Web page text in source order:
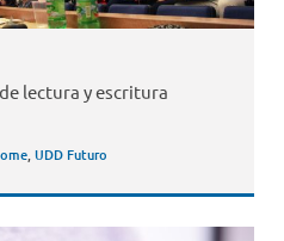
lectura y escritura
,UDD Futuro